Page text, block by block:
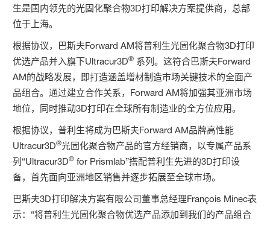
生是国内领先的光固化聚合物3D打印解决方案提供商，总部
位于上海。
根据协议，巴斯夫Forward AM将普利生光固化聚合物3D打印
优选产品并入旗下Ultracur3D® 系列。这符合巴斯夫Forward
AM的战略发展，即打造涵盖增材制造市场关键技术的全面产
品组合。通过建立合作关系，Forward AM将加强其亚洲市场
地位，同时推动3D打印在全球所有制造业的全方位应用。
根据协议，普利生将成为巴斯夫Forward AM品牌高性能
Ultracur3D®光固化聚合物产品的官方经销商，以专属产品系
列“Ultracur3D® for Prismlab”搭配普利生先进的3D打印设
备，首先面向亚洲地区销售并逐步拓展至全球市场。
巴斯夫3D打印解决方案有限公司董事总经理François Minec表
示：“将普利生光固化聚合物优选产品添加到我们的产品组合